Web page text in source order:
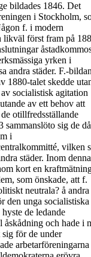
bildades 1846. Det
i Stockholm,
f. i modern
likväl först fram på
yrken i
andra städer. F.-
1880-talet skedde
socialistisk agitation
av ett behov att
otillfredsställande
sammanslöto sig de då
i
vilken
städer. Inom denna
kort en
som önskade, att f.
neutrala? å andra
den unga socialistiska
de ledande
åskådning och hade i
för de under
arbetarföreningarna